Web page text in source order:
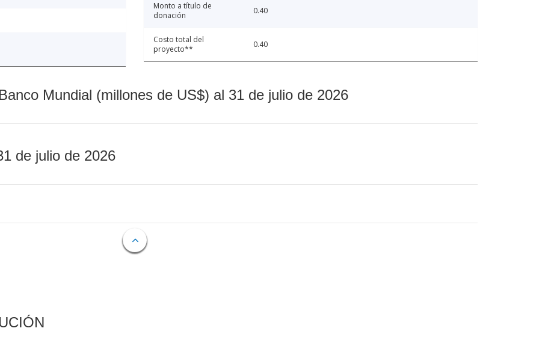
Monto a título de
donación
0.40
Costo total del
proyecto**
0.40
Mundial (millones de US$) al 31 de julio de 2026
de julio de 2026